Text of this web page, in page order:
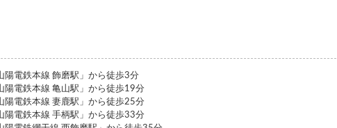
陽電鉄本線 飾磨駅」から徒歩3分
陽電鉄本線 亀山駅」から徒歩19分
陽電鉄本線 妻鹿駅」から徒歩25分
陽電鉄本線 手柄駅」から徒歩33分